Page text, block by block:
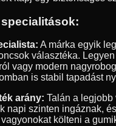
A márka egyik
választéka.
vagy modern
is stabil tapadást
arány: Talán a legjobb
napi szinten ingáznak,
költeni a